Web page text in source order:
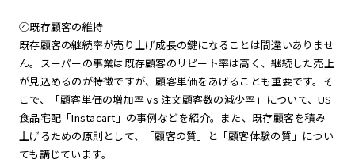
④既存顧客の維持
既存顧客の継続率が売り上げ成長の鍵になることは間違いありませ
ん。スーパーの事業は既存顧客のリピート率は高く、継続した売上
が見込めるのが特徴ですが、顧客単価をあげることも重要です。そ
こで、「顧客単価の増加率 vs 注文顧客数の減少率」について、US
食品宅配「Instacart」の事例などを紹介。また、既存顧客を積み
上げるための原則として、「顧客の質」と「顧客体験の質」につい
ても講じています。